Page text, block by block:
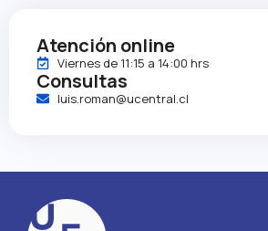
Atención online
Viernes de 11:15 a 14:00 hrs
Consultas
luis.roman@ucentral.cl